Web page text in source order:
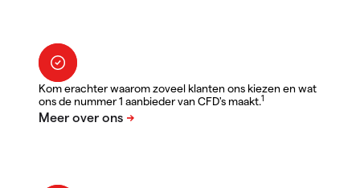
Kom erachter waarom zoveel klanten ons kiezen en wat
ons de nummer 1 aanbieder van CFD's maakt.1